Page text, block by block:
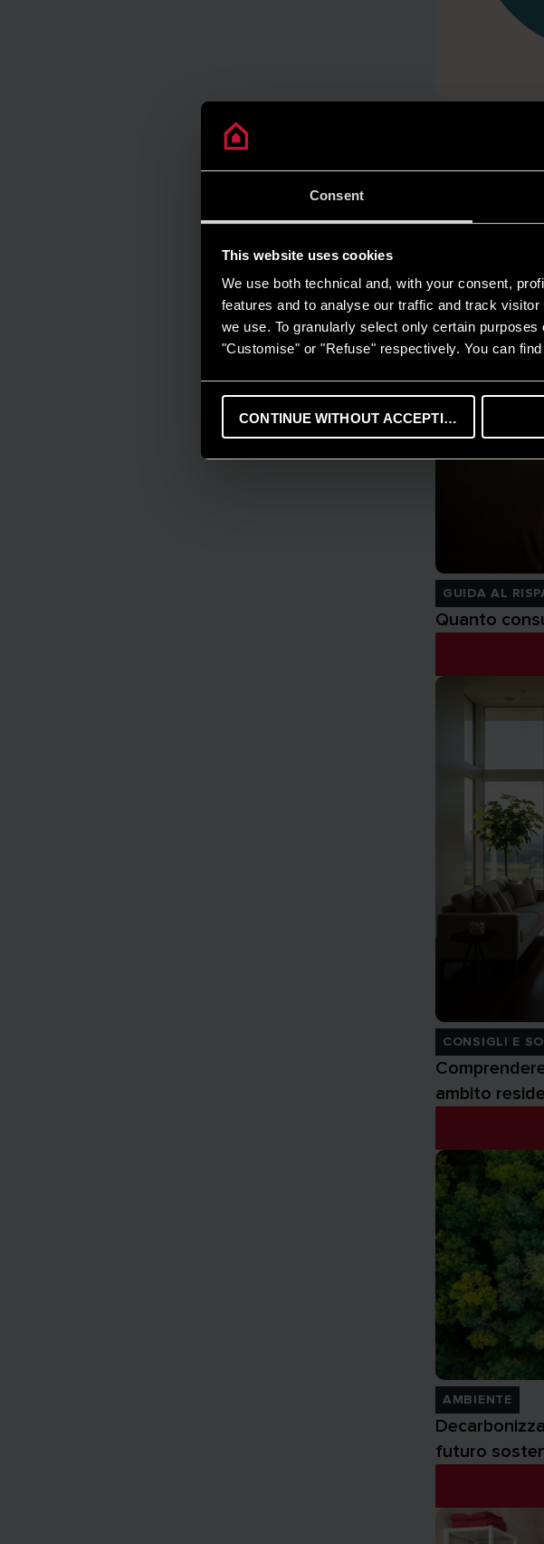
Consent
This website uses cookies
We use both technical and, with your consent,
features and to analyse our traffic and track
we use. To granularly select only certain
"Customise" or "Refuse" respectively. You can
CONTINUE WITHOUT ACCEPTING
casa in un
GUIDA AL
Quanto
CONSIGLI E
ambito
AMBIENTE
futuro